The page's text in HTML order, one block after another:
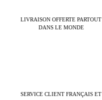
LIVRAISON OFFERTE PARTOUT
DANS LE MONDE
SERVICE CLIENT FRANÇAIS ET